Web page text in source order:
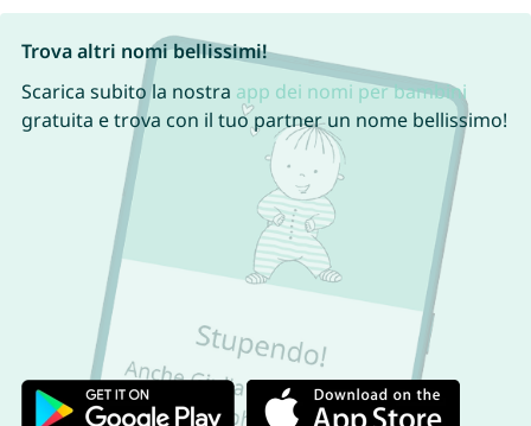
Trova altri nomi bellissimi!
Scarica subito la nostra app dei nomi per bambini
gratuita e trova con il tuo partner un nome bellissimo!